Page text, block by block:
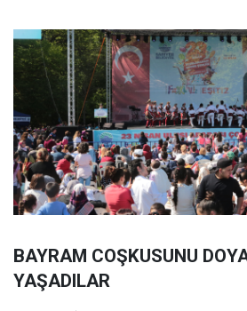
BAYRAM COŞKUSUNU
YAŞADILAR